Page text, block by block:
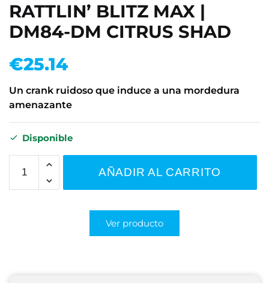
RATTLIN’ BLITZ MAX |
DM84-DM CITRUS SHAD
€25.14
Un crank ruidoso que induce a una mordedura
amenazante
Disponible
AÑADIR AL CARRITO
Ver producto